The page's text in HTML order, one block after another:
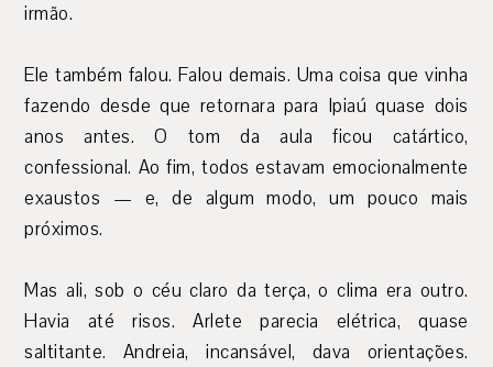
irmão.
Ele também falou. Falou demais. Uma coisa que vinha
fazendo desde que retornara para Ipiaú quase dois
anos antes. O tom da aula ficou catártico,
confessional. Ao fim, todos estavam emocionalmente
exaustos — e, de algum modo, um pouco mais
próximos.
Mas ali, sob o céu claro da terça, o clima era outro.
Havia até risos. Arlete parecia elétrica, quase
saltitante. Andreia, incansável, dava orientações.